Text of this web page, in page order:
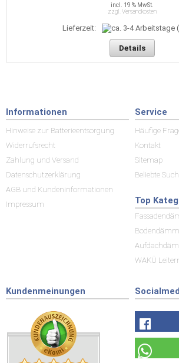
incl. 19 % MwSt.
zzgl. Versandkosten
Lieferzeit:
Details
Informationen
Hinweise zur Batterieentsorgung
Widerrufsrecht
Zahlung und Versand
Datenschutzerklärung
AGB und Kundeninformationen
Impressum
Service
Häufige
Kontakt
Sitemap
Beliebte
Top
WAKÜ
Kundenmeinungen